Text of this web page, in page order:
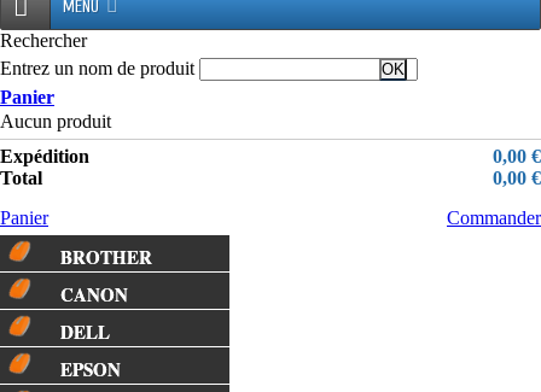
MENU
Rechercher
Entrez un nom de produit
Panier
Aucun produit
Expédition
0,00 €
Total
0,00 €
Panier
Commander
BROTHER
CANON
DELL
EPSON